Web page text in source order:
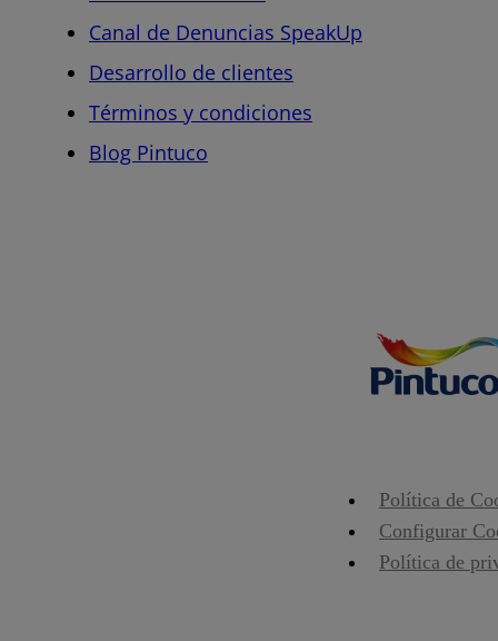
Canal de Denuncias SpeakUp
Desarrollo de clientes
Términos y condiciones
Blog Pintuco
Política de
Configurar
Política de